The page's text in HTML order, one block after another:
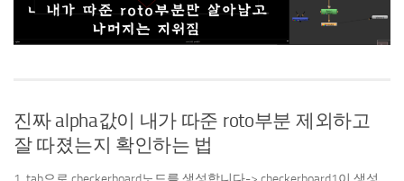
진짜 alpha값이 내가 따준 roto부분 제외하고
잘 따졌는지 확인하는 법